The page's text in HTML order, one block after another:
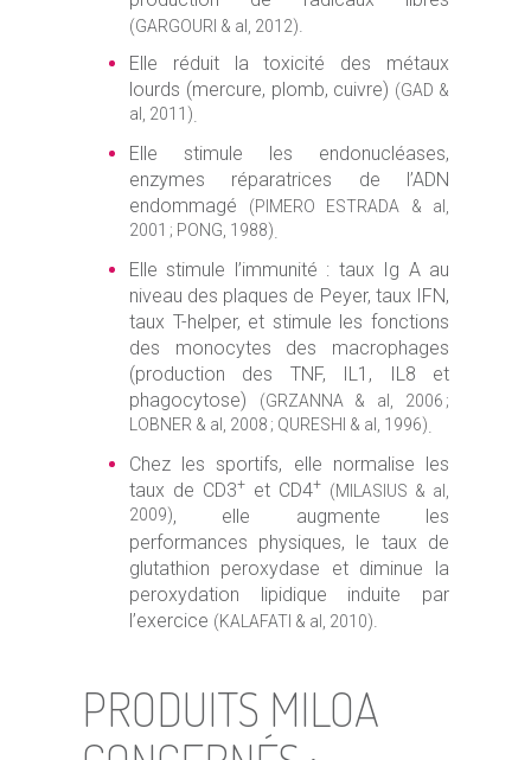
(GARGOURI & al, 2012).
Elle réduit la toxicité des métaux
lourds (mercure, plomb, cuivre) (GAD &
al, 2011).
Elle stimule les endonucléases,
enzymes réparatrices de l’ADN
endommagé
(PIMERO ESTRADA & al,
2001 ; PONG, 1988).
Elle stimule l’immunité : taux Ig A au
niveau des plaques de Peyer, taux IFN,
taux T-helper, et stimule les fonctions
des monocytes des macrophages
(production des TNF, IL1, IL8 et
phagocytose)
(GRZANNA & al, 2006 ;
LOBNER & al, 2008 ; QURESHI & al, 1996).
Chez les sportifs, elle normalise les
taux de CD3+et CD4+ (MILASIUS & al,
2009), elle augmente les
performances physiques, le taux de
glutathion peroxydase et diminue la
peroxydation lipidique induite par
l’exercice (KALAFATI & al, 2010).
PRODUITS MILOA